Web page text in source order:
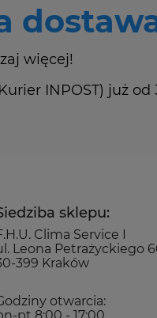
więcej!
INPOST) już od
sklepu:
Clima Service I
Leona Petrażyckiego
399 Kraków
otwarcia: